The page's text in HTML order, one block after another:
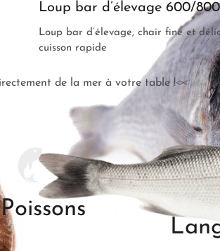
Loup bar d’élevage 600/
Loup bar d’élevage, chair fine et
cuisson rapide
de la mer à votre table !